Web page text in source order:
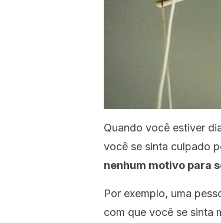
Quando você estiver
você se sinta culpado
nenhum motivo para
Por exemplo, uma
com que você se sinta